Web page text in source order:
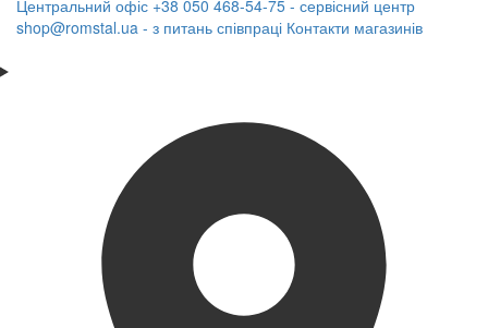
Центральний офіс +38 050 468-54-75 - сервісний центр
shop@romstal.ua - з питань співпраці Контакти магазинів